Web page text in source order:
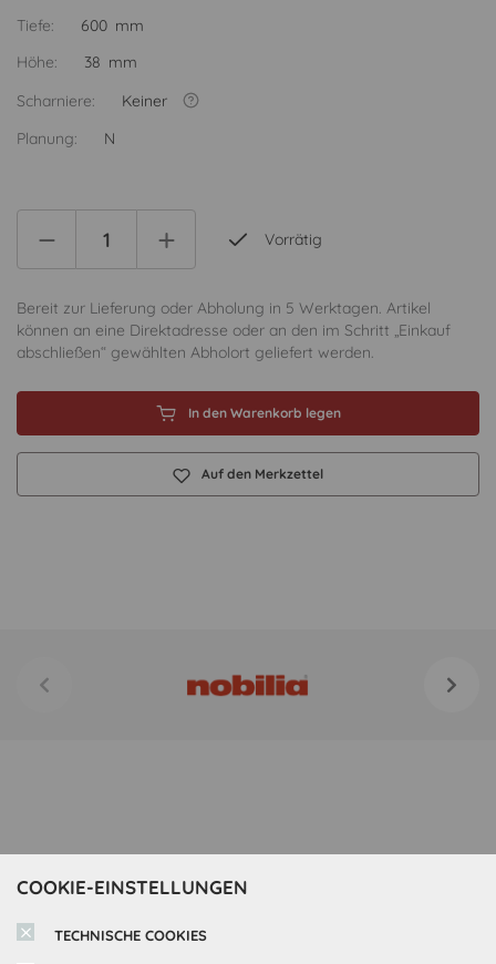
COOKIE-EINSTELLUNGEN
TECHNISCHE COOKIES
Tiefe:
600 mm
Höhe:
38 mm
Scharniere:
Keiner
Planung:
N
Vorrätig
Bereit zur Lieferung oder Abholung in 5 Werktagen. Artikel
können an eine Direktadresse oder an den im Schritt „Einkauf
abschließen“ gewählten Abholort geliefert werden.
In den Warenkorb legen
Auf den Merkzettel